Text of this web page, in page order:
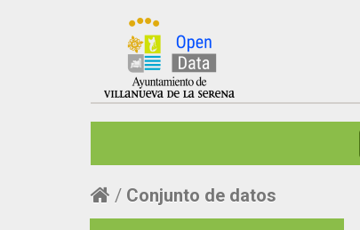
Conjunto de datos